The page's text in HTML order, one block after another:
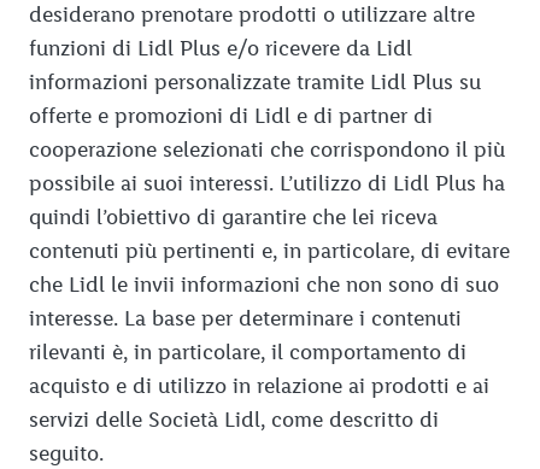
desiderano prenotare prodotti o utilizzare altre
funzioni di Lidl Plus e/o ricevere da Lidl
informazioni personalizzate tramite Lidl Plus su
offerte e promozioni di Lidl e di partner di
cooperazione selezionati che corrispondono il più
possibile ai suoi interessi. L’utilizzo di Lidl Plus ha
quindi l’obiettivo di garantire che lei riceva
contenuti più pertinenti e, in particolare, di evitare
che Lidl le invii informazioni che non sono di suo
interesse. La base per determinare i contenuti
rilevanti è, in particolare, il comportamento di
acquisto e di utilizzo in relazione ai prodotti e ai
servizi delle Società Lidl, come descritto di
seguito.